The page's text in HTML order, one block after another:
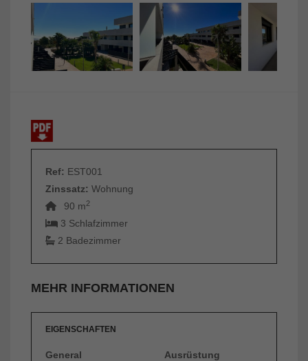
Ref: EST001
Zinssatz: Wohnung
90 m2
3 Schlafzimmer
2 Badezimmer
MEHR INFORMATIONEN
EIGENSCHAFTEN
General Ausrüstung